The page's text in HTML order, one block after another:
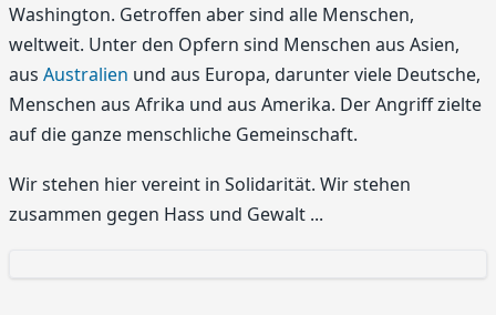
Washington. Getroffen aber sind alle Menschen,
weltweit. Unter den Opfern sind Menschen aus Asien,
aus Australien und aus Europa, darunter viele Deutsche,
Menschen aus Afrika und aus Amerika. Der Angriff zielte
auf die ganze menschliche Gemeinschaft.
Wir stehen hier vereint in Solidarität. Wir stehen
zusammen gegen Hass und Gewalt ...